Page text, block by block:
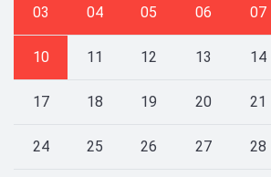
03 04 05 06 07
10 11 12 13 14
17 18 19 20 21
24 25 26 27 28